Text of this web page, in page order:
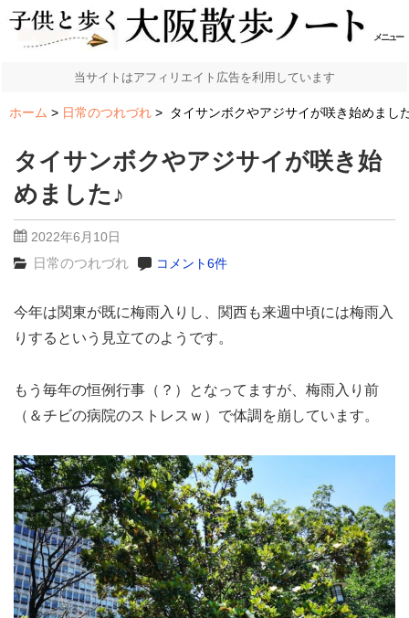
メニュー
当サイトはアフィリエイト広告を利用しています
ホーム 日常のつれづれ タイサンボクやアジサイが咲き始めまし
タイサンボクやアジサイが咲き始
めました♪
2022年6月10日
日常のつれづれ コメント6件
今年は関東が既に梅雨入りし、関西も来週中頃には梅雨入
りするという見立てのようです。
もう毎年の恒例行事（？）となってますが、梅雨入り前
（＆チビの病院のストレスｗ）で体調を崩しています。